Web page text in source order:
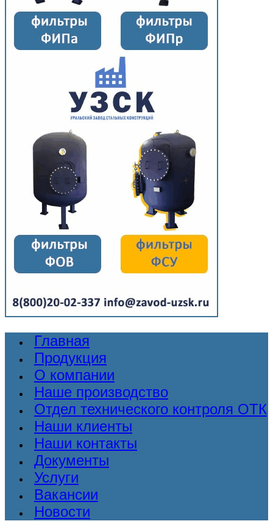
Главная
Продукция
О компании
Наше производство
Отдел технического контроля ОТК
Наши клиенты
Наши контакты
Документы
Услуги
Вакансии
Новости